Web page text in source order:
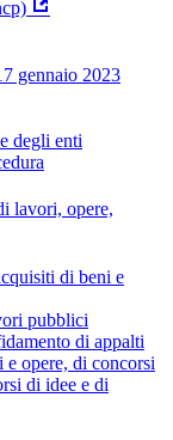
gennaio 2023
degli enti
lavori, opere,
di beni e
pubblici
di appalti
opere, di concorsi
di idee e di